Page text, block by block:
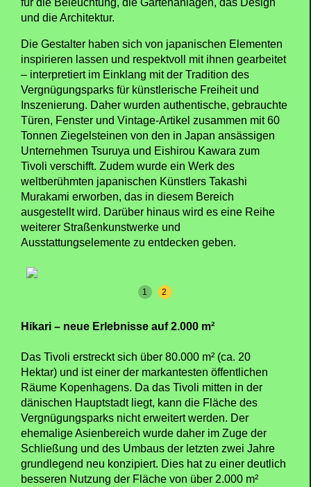
für die Beleuchtung, die Gartenanlagen, das Design
und die Architektur.
Die Gestalter haben sich von japanischen Elementen
inspirieren lassen und respektvoll mit ihnen gearbeitet
– interpretiert im Einklang mit der Tradition des
Vergnügungsparks für künstlerische Freiheit und
Inszenierung. Daher wurden authentische, gebrauchte
Türen, Fenster und Vintage-Artikel zusammen mit 60
Tonnen Ziegelsteinen von den in Japan ansässigen
Unternehmen Tsuruya und Eishirou Kawara zum
Tivoli verschifft. Zudem wurde ein Werk des
weltberühmten japanischen Künstlers Takashi
Murakami erworben, das in diesem Bereich
ausgestellt wird. Darüber hinaus wird es eine Reihe
weiterer Straßenkunstwerke und
Ausstattungselemente zu entdecken geben.
1 2
Hikari – neue Erlebnisse auf 2.000 m²
Das Tivoli erstreckt sich über 80.000 m² (ca. 20
Hektar) und ist einer der markantesten öffentlichen
Räume Kopenhagens. Da das Tivoli mitten in der
dänischen Hauptstadt liegt, kann die Fläche des
Vergnügungsparks nicht erweitert werden. Der
ehemalige Asienbereich wurde daher im Zuge der
Schließung und des Umbaus der letzten zwei Jahre
grundlegend neu konzipiert. Dies hat zu einer deutlich
besseren Nutzung der Fläche von über 2.000 m²